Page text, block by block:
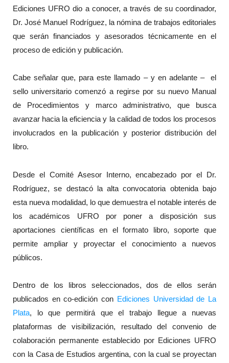
Ediciones UFRO dio a conocer, a través de su coordinador,
Dr. José Manuel Rodríguez, la nómina de trabajos editoriales
que serán financiados y asesorados técnicamente en el
proceso de edición y publicación.
Cabe señalar que, para este llamado – y en adelante – el
sello universitario comenzó a regirse por su nuevo Manual
de Procedimientos y marco administrativo, que busca
avanzar hacia la eficiencia y la calidad de todos los procesos
involucrados en la publicación y posterior distribución del
libro.
Desde el Comité Asesor Interno, encabezado por el Dr.
Rodríguez, se destacó la alta convocatoria obtenida bajo
esta nueva modalidad, lo que demuestra el notable interés de
los académicos UFRO por poner a disposición sus
aportaciones científicas en el formato libro, soporte que
permite ampliar y proyectar el conocimiento a nuevos
públicos.
Dentro de los libros seleccionados, dos de ellos serán
publicados en co-edición con Ediciones Universidad de La
Plata, lo que permitirá que el trabajo llegue a nuevas
plataformas de visibilización, resultado del convenio de
colaboración permanente establecido por Ediciones UFRO
con la Casa de Estudios argentina, con la cual se proyectan